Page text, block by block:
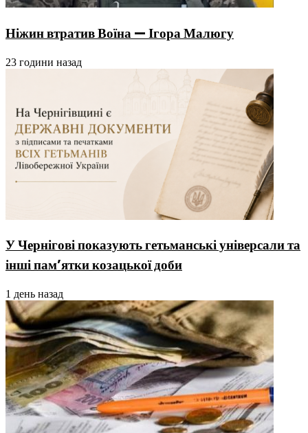
Ніжин втратив Воїна — Ігора Малюгу
23 години назад
У Чернігові показують гетьманські універсали та
інші пам’ятки козацької доби
1 день назад